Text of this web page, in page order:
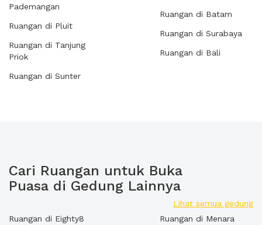
Pademangan
Ruangan di Pluit
Ruangan di Tanjung
Priok
Ruangan di Sunter
Ruangan di Batam
Ruangan di Surabaya
Ruangan di Bali
Cari Ruangan untuk Buka
Puasa di Gedung Lainnya
Lihat semua gedung
Ruangan di Eighty8
Ruangan di Menara